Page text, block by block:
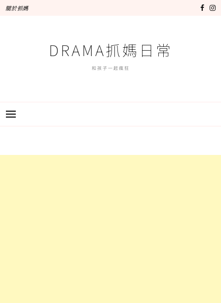
關於抓媽
DRAMA抓媽日常
和孩子一起瘋狂